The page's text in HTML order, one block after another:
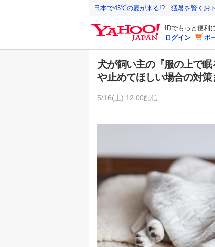
日本で45℃の夏が来る!? 猛暑を賢くお
IDでもっと便利
ログイン
ボ
犬が飼い主の『服の上で
や止めてほしい場合の対策
5/16(土) 12:00配信